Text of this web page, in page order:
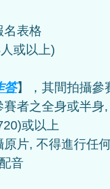
名表格
或以上)
答】，其間拍攝參
者之全身或半身
或以上
片, 不得進行任
音